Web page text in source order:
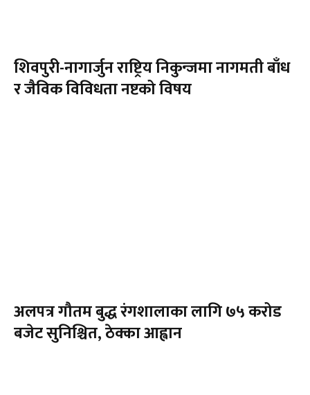
शिवपुरी-नागार्जुन राष्ट्रिय निकुन्जमा नागमती बाँध
र जैविक विविधता नष्टको विषय
अलपत्र गौतम बुद्ध रंगशालाका लागि ७५ करोड
बजेट सुनिश्चित, ठेक्का आह्वान